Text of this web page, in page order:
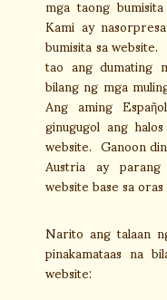
Kami ay
bumisita sa
tao ang dumating
bilang ng mga
Ang aming
ginugugol ang
website. Ganoon
Austria ay
website base sa
Narito ang talaan
pinakamataas na
website: